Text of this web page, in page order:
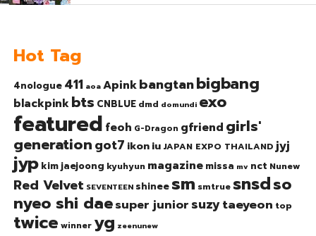
Hot Tag
4nologue 411 aoa Apinkbangtanbigbang
blackpinkbts CNBLUE dmd domundi exo
featured feoh G-Dragon gfriend girls'
generationgot7 ikoniu JAPAN EXPO THAILAND jyj
jyp kim jaejoong kyuhyun magazine missa mv nct Nunew
Red Velvet SEVENTEEN shinee sm smtrue snsdso
nyeo shi daesuper junior suzytaeyeon top
twice winner yg zeenunew